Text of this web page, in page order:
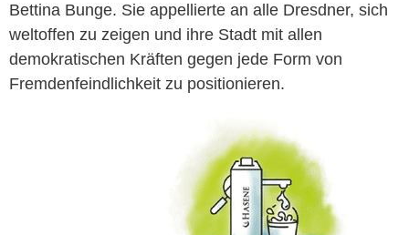
Bettina Bunge. Sie appellierte an alle Dresdner, sich
weltoffen zu zeigen und ihre Stadt mit allen
demokratischen Kräften gegen jede Form von
Fremdenfeindlichkeit zu positionieren.